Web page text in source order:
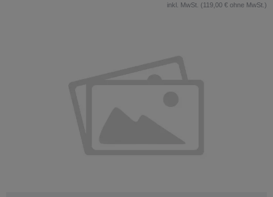
inkl. MwSt. (119,00 € ohne MwSt.)